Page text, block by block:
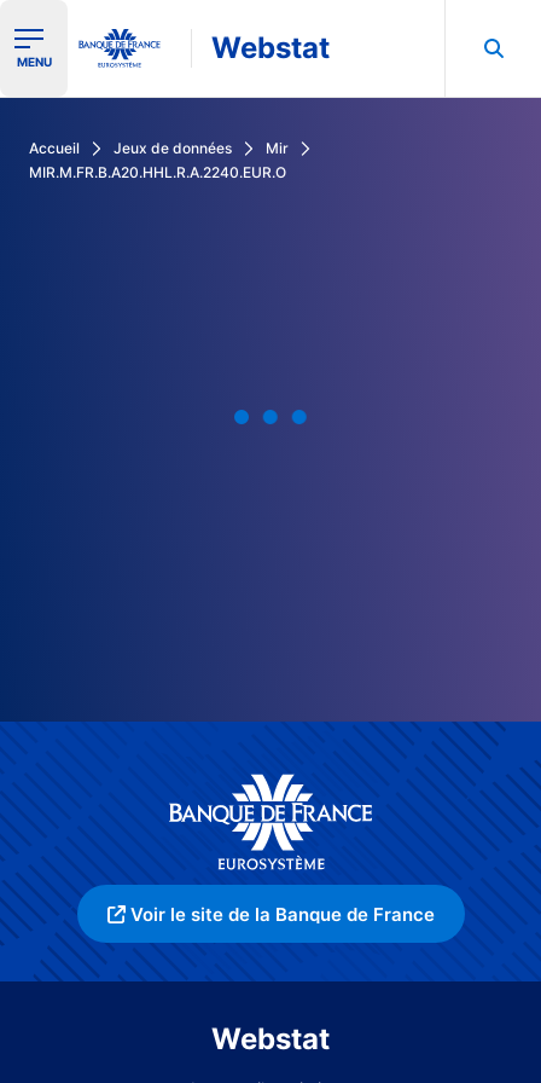
Ouvrir le menu de navigation
MENU Webstat
Accueil Jeux de données
Mir
MIR.M.FR.B.A20.HHL.R.A.2240.EUR.O
Voir le site de la Banque de France
Webstat